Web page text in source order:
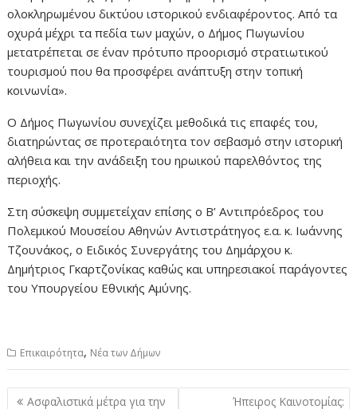
ολοκληρωμένου δικτύου ιστορικού ενδιαφέροντος. Από τα
οχυρά μέχρι τα πεδία των μαχών, ο Δήμος Πωγωνίου
μετατρέπεται σε έναν πρότυπο προορισμό στρατιωτικού
τουρισμού που θα προσφέρει ανάπτυξη στην τοπική
κοινωνία».
Ο Δήμος Πωγωνίου συνεχίζει μεθοδικά τις επαφές του,
διατηρώντας σε προτεραιότητα τον σεβασμό στην ιστορική
αλήθεια και την ανάδειξη του ηρωικού παρελθόντος της
περιοχής.
Στη σύσκεψη συμμετείχαν επίσης ο Β’ Αντιπρόεδρος του
Πολεμικού Μουσείου Αθηνών Αντιστράτηγος ε.α. κ. Ιωάννης
Τζουνάκος, ο Ειδικός Συνεργάτης του Δημάρχου κ.
Δημήτριος Γκαρτζονίκας καθώς και υπηρεσιακοί παράγοντες
του Υπουργείου Εθνικής Αμύνης.
Επικαιρότητα, Νέα των Δήμων
Πλοήγηση
Ασφαλιστικά μέτρα για την
Ήπειρος Καινοτομίας: